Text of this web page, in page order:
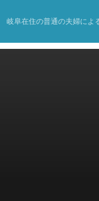
岐阜在住の普通の夫婦によ